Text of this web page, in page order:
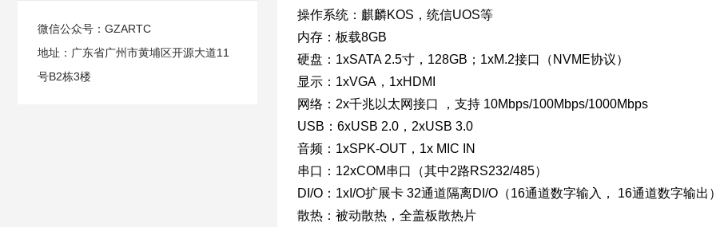
微信公众号：GZARTC
地址：广东省广州市黄埔区开源大道11
号B2栋3楼
操作系统：麒麟KOS，统信UOS等
内存：板载8GB
硬盘：1xSATA 2.5寸，128GB；1xM.2接口（NVME协议）
显示：1xVGA，1xHDMI
网络：2x千兆以太网接口 ，支持 10Mbps/100Mbps/1000Mbps
USB：6xUSB 2.0，2xUSB 3.0
音频：1xSPK-OUT，1x MIC IN
串口：12xCOM串口（其中2路RS232/485）
DI/O：1xI/O扩展卡 32通道隔离DI/O（16通道数字输入， 16通道数字输出
散热：被动散热，全盖板散热片